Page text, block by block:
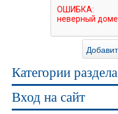
Категории раздела
Вход на сайт